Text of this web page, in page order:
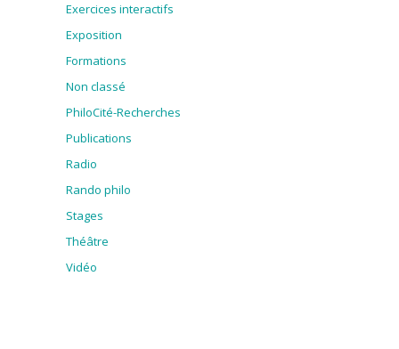
Exercices interactifs
Exposition
Formations
Non classé
PhiloCité-Recherches
Publications
Radio
Rando philo
Stages
Théâtre
Vidéo